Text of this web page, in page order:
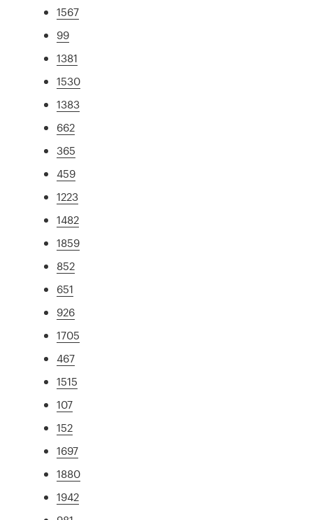
1567
99
1381
1530
1383
662
365
459
1223
1482
1859
852
651
926
1705
467
1515
107
152
1697
1880
1942